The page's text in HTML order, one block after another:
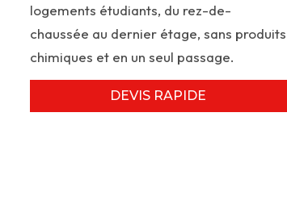
logements étudiants, du rez-de-
chaussée au dernier étage, sans produits
chimiques et en un seul passage.
DEVIS RAPIDE